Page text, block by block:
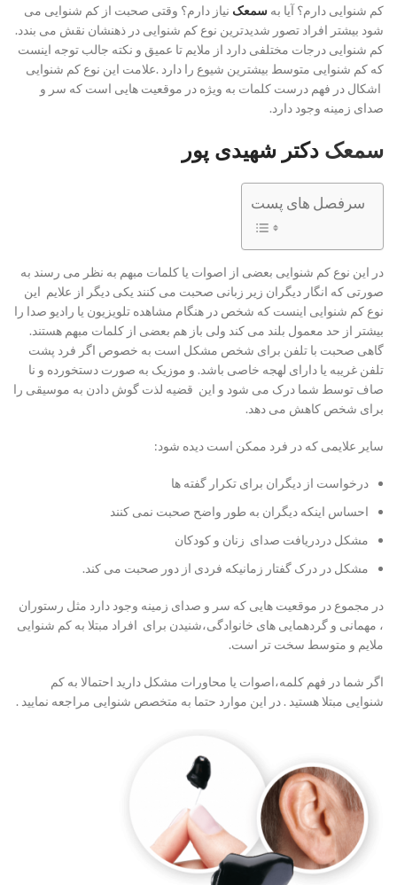
کم شنوایی دارم؟ آیا به سمعک نیاز دارم؟ وقتی صحبت از کم شنوایی می
شود بیشتر افراد تصور شدیدترین نوع کم شنوایی در ذهنشان نقش می بندد.
کم شنوایی درجات مختلفی دارد از ملایم تا عمیق و نکته جالب توجه اینست
که کم شنوایی متوسط بیشترین شیوع را دارد .علامت این نوع کم شنوایی
اشکال در فهم درست کلمات به ویژه در موقعیت هایی است که سر و
صدای زمینه وجود دارد.
سمعک دکتر شهیدی پور
سرفصل های پست
در این نوع کم شنوایی بعضی از اصوات یا کلمات مبهم به نظر می رسند به
صورتی که انگار دیگران زیر زبانی صحبت می کنند یکی دیگر از علایم این
نوع کم شنوایی اینست که شخص در هنگام مشاهده تلویزیون یا رادیو صدا را
بیشتر از حد معمول بلند می کند ولی باز هم بعضی از کلمات مبهم هستند.
گاهی صحبت با تلفن برای شخص مشکل است به خصوص اگر فرد پشت
تلفن غریبه یا دارای لهجه خاصی باشد. و موزیک به صورت دستخورده و نا
صاف توسط شما درک می شود و این قضیه لذت گوش دادن به موسیقی را
برای شخص کاهش می دهد.
سایر علایمی که در فرد ممکن است دیده شود:
درخواست از دیگران برای تکرار گفته ها
احساس اینکه دیگران به طور واضح صحبت نمی کنند
مشکل دردریافت صدای زنان و کودکان
مشکل در درک گفتار زمانیکه فردی از دور صحبت می کند.
در مجموع در موقعیت هایی که سر و صدای زمینه وجود دارد مثل رستوران
، مهمانی و گردهمایی های خانوادگی،شنیدن برای افراد مبتلا به کم شنوایی
ملایم و متوسط سخت تر است.
اگر شما در فهم کلمه،اصوات یا محاورات مشکل دارید احتمالا به کم
شنوایی مبتلا هستید . در این موارد حتما به متخصص شنوایی مراجعه نمایید .